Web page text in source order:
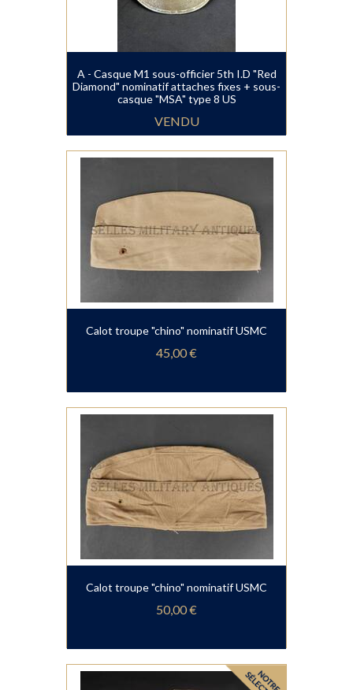
A - Casque M1 sous-officier 5th I.D "Red
Diamond" nominatif attaches fixes + sous-
casque "MSA" type 8 US
VENDU
Calot troupe "chino" nominatif USMC
45,00 €
Calot troupe "chino" nominatif USMC
50,00 €